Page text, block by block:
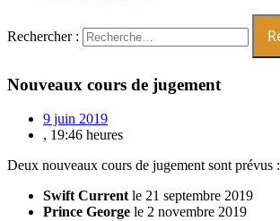
Rechercher :
Nouveaux cours de jugement
9 juin 2019
, 19:46 heures
Deux nouveaux cours de jugement sont prévus :
Swift Currentle 21 septembre 2019
Prince George le 2 novembre 2019